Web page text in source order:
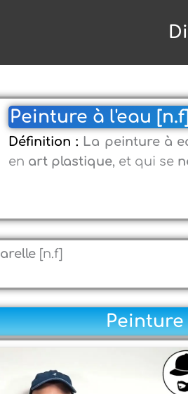
Peinture à l'eau [n.f]
Définition : La peinture à
en art plastique, et qui se
[n.f]
Peinture